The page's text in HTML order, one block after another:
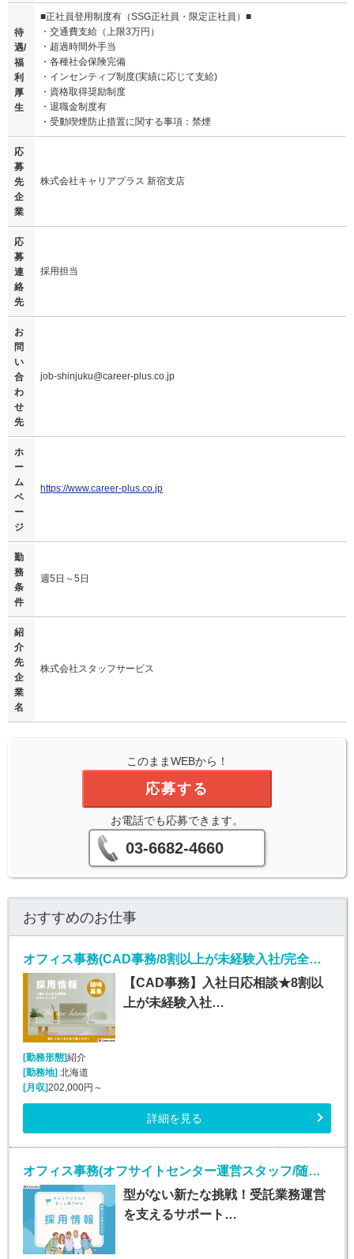
待
遇/
福
利
厚
生
■正社員登用制度有（SSG正社員・限定正社員）■
・交通費支給（上限3万円）
・超過時間外手当
・各種社会保険完備
・インセンティブ制度(実績に応じて支給)
・資格取得奨励制度
・退職金制度有
・受動喫煙防止措置に関する事項：禁煙
応
募
先
企
業
株式会社キャリアプラス 新宿支店
応
募
連
絡
先
採用担当
お
問
い
合
わ
せ
先
job-shinjuku@career-plus.co.jp
ホ
ー
ム
ペ
ー
ジ
https://www.career-plus.co.jp
勤
務
条
件
週5日～5日
紹
介
先
企
業
名
株式会社スタッフサービス
このままWEBから！
応募する
お電話でも応募できます。
03-6682-4660
おすすめのお仕事
オフィス事務(CAD事務/8割以上が未経験入社/完全週休2日)
【CAD事務】入社日応相談★8割以
上が未経験入社…
[勤務形態]紹介
[勤務地]北海道
[月収]202,000円～
詳細を見る
オフィス事務(オフサイトセンター運営スタッフ/随時入社/長期)
型がない新たな挑戦！受託業務運営
を支えるサポート…